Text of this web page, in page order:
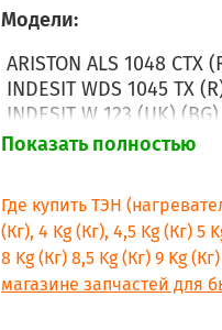
Модели:
ARISTON ALS 1048 CTX
INDESIT WDS 1045 TX
INDESIT W 123 (UK) (BG)
INDESIT W 105 TX (R) (BG)
INDESIT W 431 TX (EX)
INDESIT W 642 TX (EX)
INDESIT W 120 (EU)
Показать полностью
Где купить ТЭН
(Кг), 4 Kg (Кг), 4,5 Kg (Кг) 5
8 Kg (Кг) 8,5 Kg (Кг) 9 Kg
магазине запчастей для